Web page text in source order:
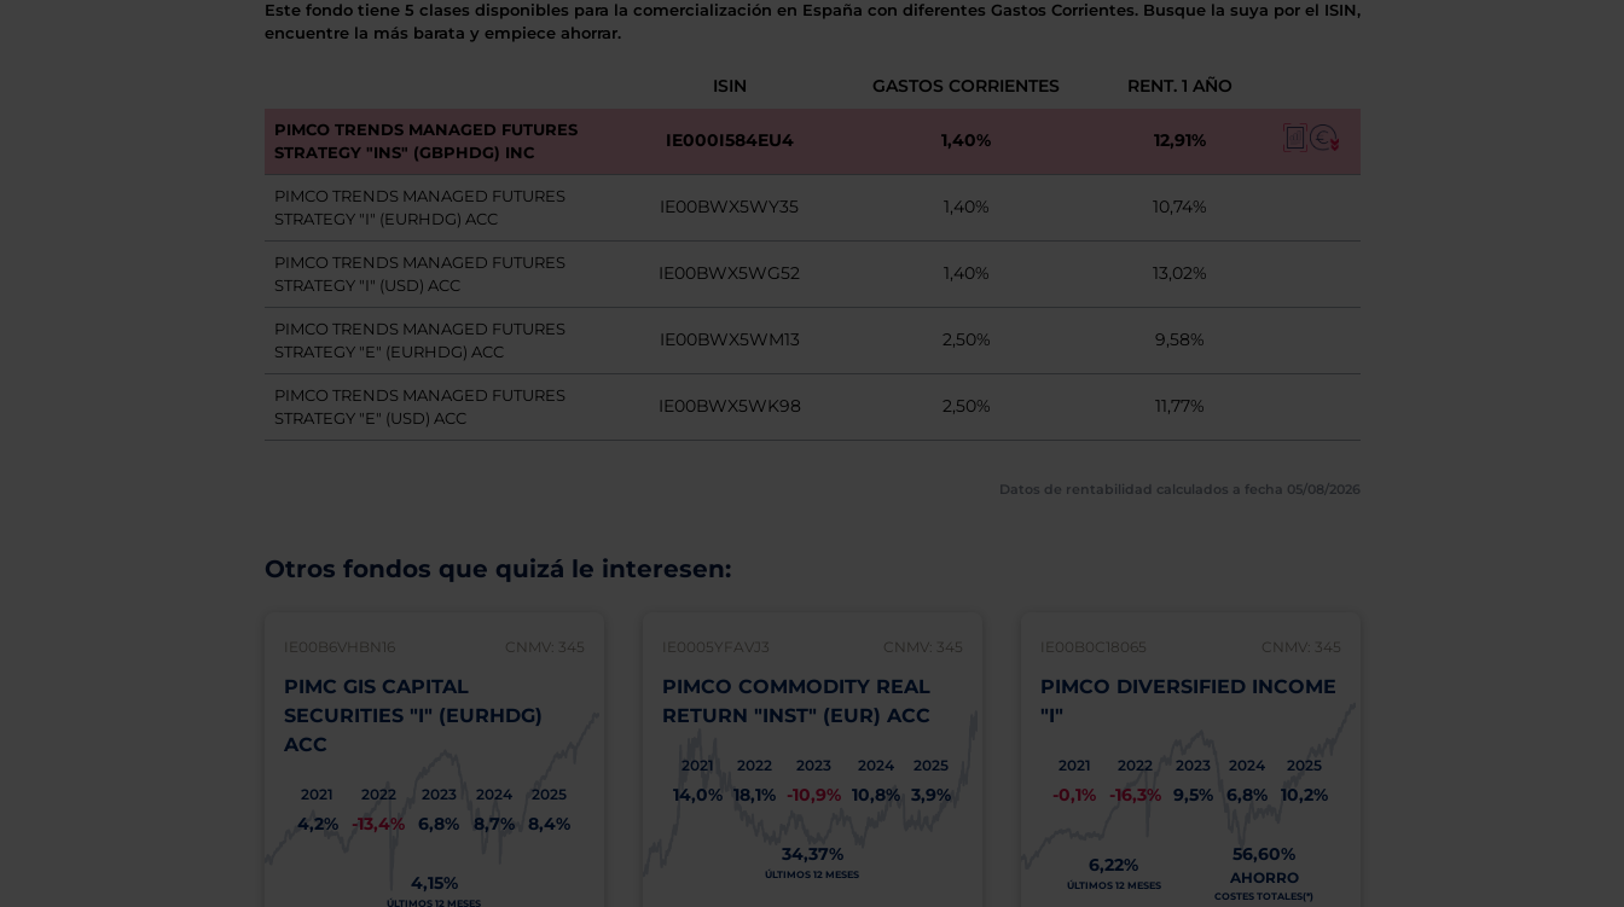
Este fondo tiene 5 clases disponibles para la comercialización en España con diferentes Gastos Corrientes. Busque la suya por el ISIN,
encuentre la más barata y empiece ahorrar.
ISIN GASTOS CORRIENTES RENT. 1 AÑO
PIMCO TRENDS MANAGED FUTURES
STRATEGY "INS" (GBPHDG) INC
IE000I584EU4 1,40% 12,91%
PIMCO TRENDS MANAGED FUTURES
STRATEGY "I" (EURHDG) ACC
IE00BWX5WY35 1,40% 10,74%
PIMCO TRENDS MANAGED FUTURES
STRATEGY "I" (USD) ACC
IE00BWX5WG52 1,40% 13,02%
PIMCO TRENDS MANAGED FUTURES
STRATEGY "E" (EURHDG) ACC
IE00BWX5WM13 2,50% 9,58%
PIMCO TRENDS MANAGED FUTURES
STRATEGY "E" (USD) ACC
IE00BWX5WK98 2,50% 11,77%
Datos de rentabilidad calculados a fecha 05/08/2026
Otros fondos que quizá le interesen:
IE00B6VHBN16 CNMV: 345
PIMC GIS CAPITAL
SECURITIES "I" (EURHDG)
ACC
2021
4,2%
2022
-13,4%
2023
6,8%
2024
8,7%
2025
8,4%
4,15%
ÚLTIMOS 12 MESES
IE0005YFAVJ3 CNMV: 345
PIMCO COMMODITY REAL
RETURN "INST" (EUR) ACC
2021
14,0%
2022
18,1%
2023
-10,9%
2024
10,8%
2025
3,9%
34,37%
ÚLTIMOS 12 MESES
IE00B0C18065 CNMV: 345
PIMCO DIVERSIFIED INCOME
"I"
2021
-0,1%
2022
-16,3%
2023
9,5%
2024
6,8%
2025
10,2%
6,22%
ÚLTIMOS 12 MESES
56,60%
AHORRO
COSTES TOTALES(*)